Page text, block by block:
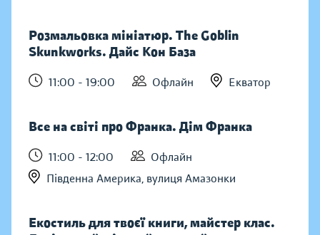
Розмальовка мініатюр. The Goblin
Skunkworks. Дайс Кон База
11:00 - 19:00 Офлайн Екватор
Все на світі про Франка. Дім Франка
11:00 - 12:00
Офлайн
Південна Америка, вулиця Амазонки
Екостиль для твоєї книги, майстер клас.